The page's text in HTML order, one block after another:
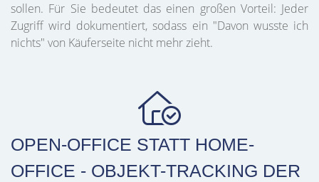
sollen. Für Sie bedeutet das einen großen Vorteil: Jeder
Zugriff wird dokumentiert, sodass ein "Davon wusste ich
nichts" von Käuferseite nicht mehr zieht.
OPEN-OFFICE STATT HOME-
OFFICE - OBJEKT-TRACKING DER